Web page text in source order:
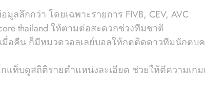
ลลึกกว่า โดยเฉพาะรายการ FIVB, CEV, AVC
thailand ให้ตามต่อสะดวกช่วงทีมชาติ
อคืน ก็มีหมวดวอลเลย์บอลให้กดติดดาวทีมนักตบ
แท็บดูสถิติรายตำแหน่งละเอียด ช่วยให้ตีความเก